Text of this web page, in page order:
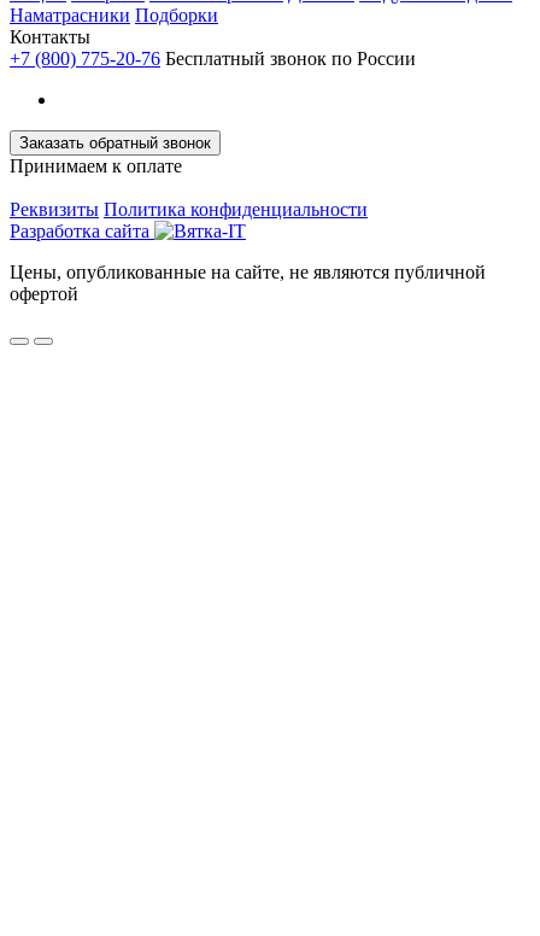
Наматрасники Подборки
Контакты
+7 (800) 775-20-76 Бесплатный звонок по России
Заказать обратный звонок
Принимаем к оплате
Реквизиты Политика конфиденциальности
Разработка сайта
Цены, опубликованные на сайте, не являются публичной
офертой